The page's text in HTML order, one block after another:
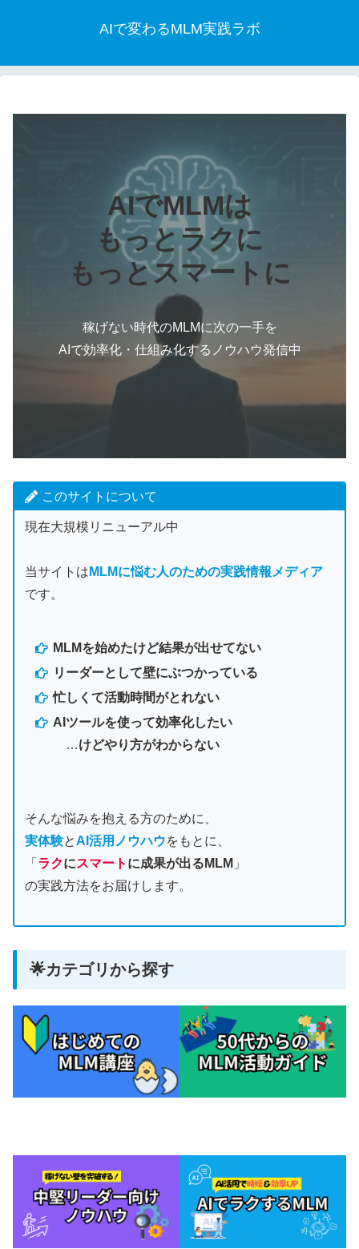
AIで変わるMLM実践ラボ
AIでMLMは
もっとラクに
もっとスマートに
稼げない時代のMLMに次の一手を
AIで効率化・仕組み化するノウハウ発信中
このサイトについて
現在大規模リニューアル中
当サイトは MLMに悩む人のための実践情報メディア
です。
MLMを始めたけど結果が出せてない
リーダーとして壁にぶつかっている
忙しくて活動時間がとれない
AIツールを使って効率化したい
…けどやり方がわからない
そんな悩みを抱える方のために、
実体験とAI活用ノウハウをもとに、
「 ラクにスマート に成果が出るMLM 」
の実践方法をお届けします。
🌟カテゴリから探す